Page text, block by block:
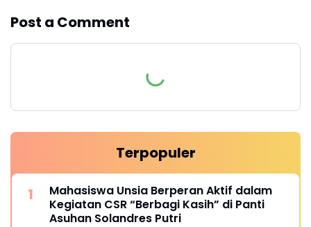
Post a Comment
Terpopuler
Mahasiswa Unsia Berperan Aktif dalam
Kegiatan CSR “Berbagi Kasih” di Panti
Asuhan Solandres Putri